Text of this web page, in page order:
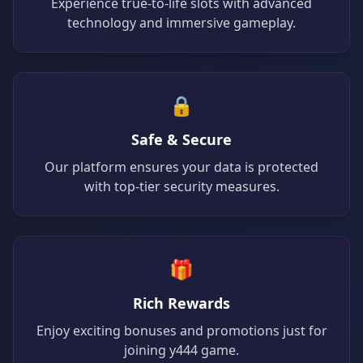
29/06/2026 خاناعو*** نے جیتے 52,000 PKR 🏆
29/06/2026 خانانص*** نے جیتے 41,000 PKR 💰
29/06/2026 خانمن*** نے جیک پاٹ جیتا 225,000 PKR 🎰
29/06/2026 خانجمی*** کو بونس ملا 4,500 PKR 🎉
29/06/2026 خانقی*** نے جیتے 40,000 PKR 💰
29/06/2026 خانڈا*** کو بونس ملا 3,100 PKR 🎉
29/06/2026 خاناعوان*** نے جیک پاٹ جیتا 900,000 PKR 🎰
technology and immersive gameplay.
🔒
Safe & Secure
Our platform ensures your data is protected
with top-tier security measures.
🎁
Rich Rewards
Enjoy exciting bonuses and promotions just for
joining y444 game.